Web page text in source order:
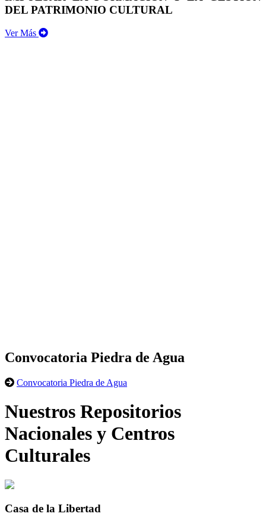
DEL PATRIMONIO CULTURAL
Ver Más
Convocatoria Piedra de Agua
Convocatoria Piedra de Agua
Nuestros Repositorios
Nacionales y Centros
Culturales
Casa de la Libertad